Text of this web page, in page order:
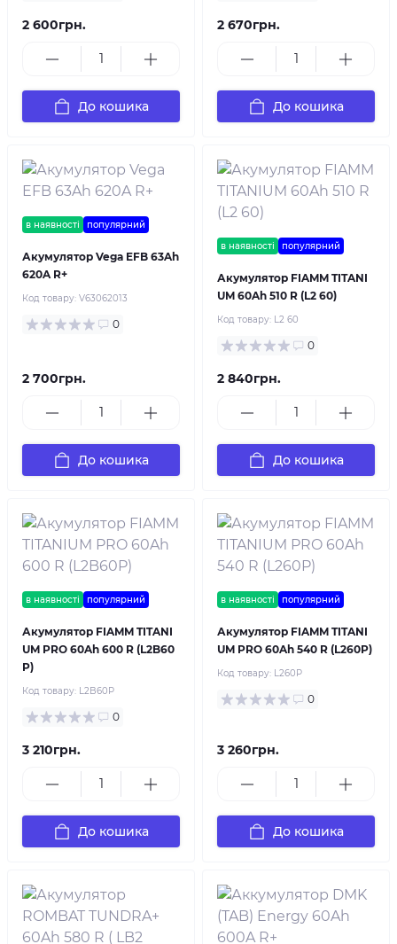
2 600грн.
До кошика
2 670грн.
До кошика
в наявності популярний
Акумулятор Vega EFB 63Ah
620A R+
Код товару: V63062013
0
2 700грн.
До кошика
в наявності популярний
Акумулятор FIAMM TITANI
UM 60Ah 510 R (L2 60)
Код товару: L2 60
0
2 840грн.
До кошика
в наявності популярний
Акумулятор FIAMM TITANI
UM PRO 60Ah 600 R (L2B60
P)
Код товару: L2B60P
0
3 210грн.
До кошика
в наявності популярний
Акумулятор FIAMM TITANI
UM PRO 60Ah 540 R (L260P)
Код товару: L260P
0
3 260грн.
До кошика